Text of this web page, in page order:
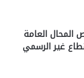
المحال العامة
غير الرسمي